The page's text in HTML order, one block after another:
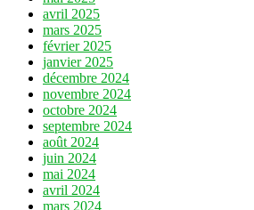
avril 2025
mars 2025
février 2025
janvier 2025
décembre 2024
novembre 2024
octobre 2024
septembre 2024
août 2024
juin 2024
mai 2024
avril 2024
mars 2024